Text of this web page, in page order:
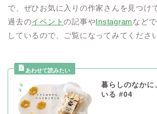
で、ぜひお気に入りの作家さんを見つけ
過去のイベントの記事やInstagramなど
しているので、ご覧になってみてくださ
暮らしのなかに
いる #04